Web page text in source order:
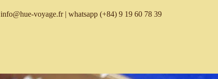
info@hue-voyage.fr| whatsapp (+84) 9 19 60 78 39